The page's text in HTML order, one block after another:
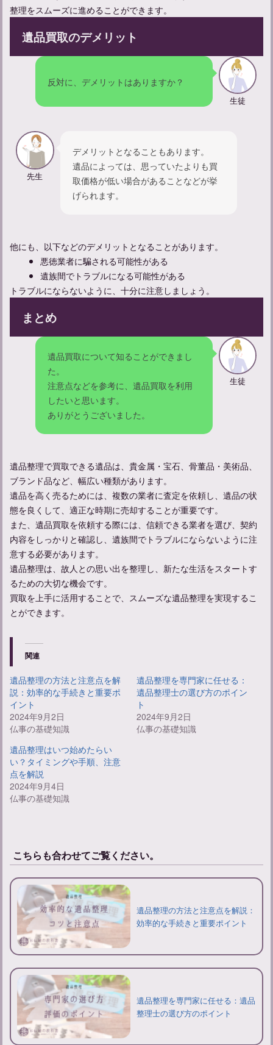
整理をスムーズに進めることができます。
遺品買取のデメリット
反対に、デメリットはありますか？
生徒
先生
デメリットとなることもあります。
遺品によっては、思っていたよりも買
取価格が低い場合があることなどが挙
げられます。
他にも、以下などのデメリットとなることがあります。
悪徳業者に騙される可能性がある
遺族間でトラブルになる可能性がある
トラブルにならないように、十分に注意しましょう。
まとめ
遺品買取について知ることができまし
た。
注意点などを参考に、遺品買取を利用
したいと思います。
ありがとうございました。
生徒
遺品整理で買取できる遺品は、貴金属・宝石、骨董品・美術品、
ブランド品など、幅広い種類があります。
遺品を高く売るためには、複数の業者に査定を依頼し、遺品の状
態を良くして、適正な時期に売却することが重要です。
また、遺品買取を依頼する際には、信頼できる業者を選び、契約
内容をしっかりと確認し、遺族間でトラブルにならないように注
意する必要があります。
遺品整理は、故人との思い出を整理し、新たな生活をスタートす
るための大切な機会です。
買取を上手に活用することで、スムーズな遺品整理を実現するこ
とができます。
関連
遺品整理の方法と注意点を解
説：効率的な手続きと重要ポ
イント
2024年9月2日
仏事の基礎知識
遺品整理を専門家に任せる：
遺品整理士の選び方のポイン
ト
2024年9月2日
仏事の基礎知識
遺品整理はいつ始めたらい
い？タイミングや手順、注意
点を解説
2024年9月4日
仏事の基礎知識
こちらも合わせてご覧ください。
遺品整理の方法と注意点を解説：
効率的な手続きと重要ポイント
遺品整理を専門家に任せる：遺品
整理士の選び方のポイント